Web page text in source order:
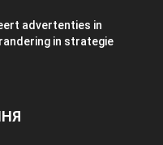
advertenties in
in strategie